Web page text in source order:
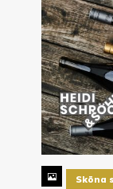
Sköna